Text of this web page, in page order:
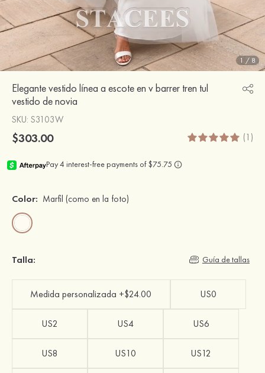
1 / 8
Elegante vestido línea a escote en v barrer tren tul
vestido de novia
SKU: S3103W
$303.00 (1)
Color: Marfil (como en la foto)
Talla: Guía de tallas
Medida personalizada +$24.00 US0
US2 US4 US6
US8 US10 US12